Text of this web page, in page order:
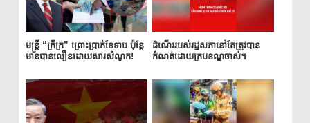
មន្ត្រី “ក្រីក្រ” ព្រោះប្រាក់ខែទាប ប៉ុន្តែ
មានបានលឿនដោយសារសំណូក!
ដំណើររបស់រដ្ឋសភានៅតែត្រូវបាន
កំណត់ដោយក្របខណ្ឌចាស់។